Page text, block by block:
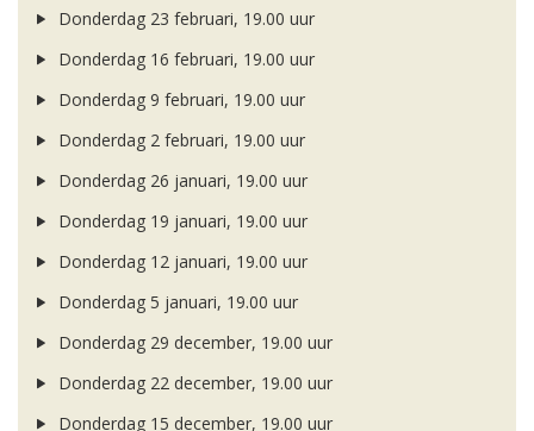
Donderdag 23 februari, 19.00 uur
Donderdag 16 februari, 19.00 uur
Donderdag 9 februari, 19.00 uur
Donderdag 2 februari, 19.00 uur
Donderdag 26 januari, 19.00 uur
Donderdag 19 januari, 19.00 uur
Donderdag 12 januari, 19.00 uur
Donderdag 5 januari, 19.00 uur
Donderdag 29 december, 19.00 uur
Donderdag 22 december, 19.00 uur
Donderdag 15 december, 19.00 uur